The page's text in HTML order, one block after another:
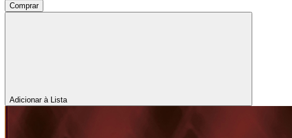
Comprar
Adicionar à Lista